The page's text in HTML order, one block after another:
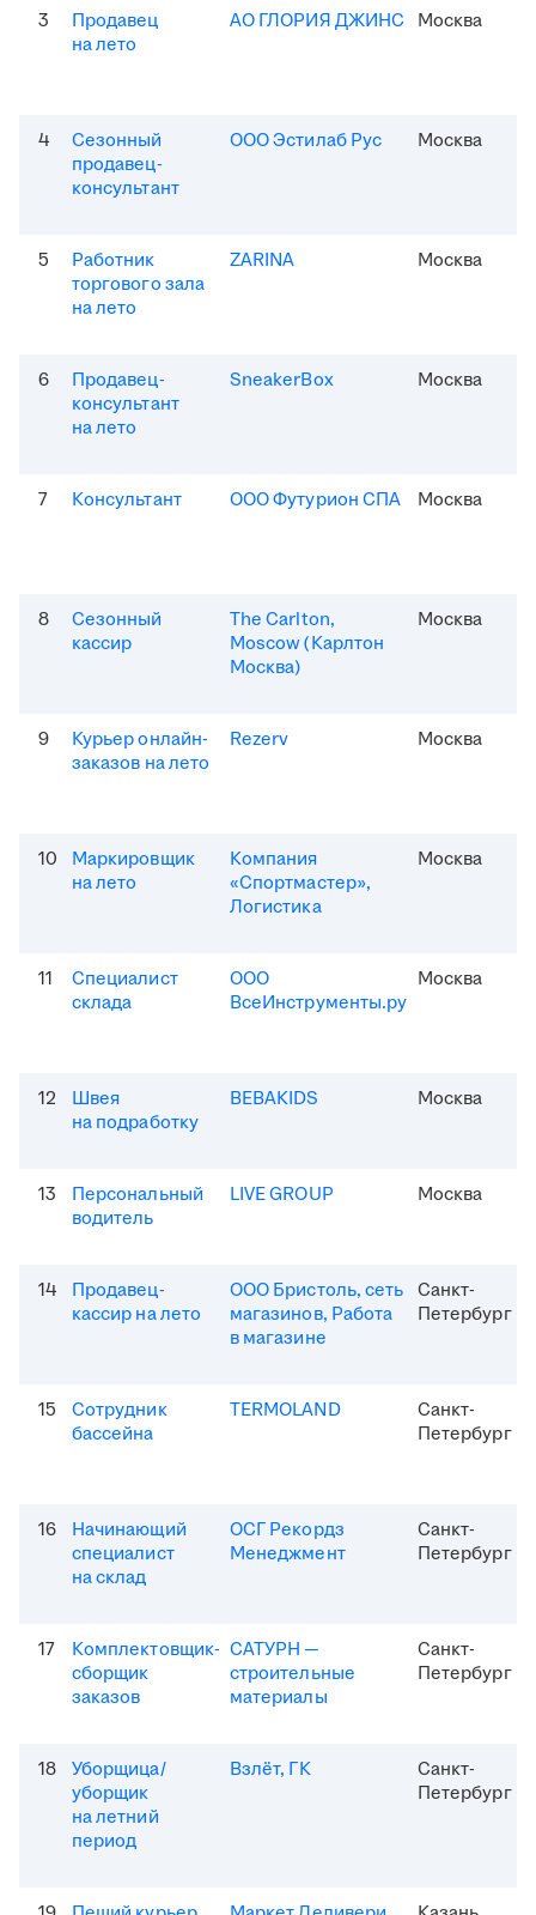
3
Продавец
на лето
АО ГЛОРИЯ ДЖИНС Москва
4
Сезонный
продавец-
консультант
ООО Эстилаб Рус Москва
5
Работник
торгового зала
на лето
ZARINA Москва
6
Продавец-
консультант
на лето
SneakerBox Москва
7 Консультант ООО Футурион СПА Москва
8
Сезонный
кассир
The Carlton,
Moscow (Карлтон
Москва)
Москва
9
Курьер онлайн-
заказов на лето
Rezerv Москва
10
Маркировщик
на лето
Компания
«Спортмастер»,
Логистика
Москва
11
Специалист
склада
ООО
ВсеИнструменты.ру
Москва
12
Швея
на подработку
BEBAKIDS Москва
13
Персональный
водитель
LIVE GROUP Москва
14
Продавец-
кассир на лето
ООО Бристоль, сеть
магазинов, Работа
в магазине
Санкт-
Петербург
15
Сотрудник
бассейна
TERMOLAND
Санкт-
Петербург
16
Начинающий
специалист
на склад
ОСГ Рекордз
Менеджмент
Санкт-
Петербург
17
Комплектовщик-
сборщик
заказов
САТУРН —
строительные
материалы
Санкт-
Петербург
18
Уборщица/
уборщик
на летний
период
Взлёт, ГК
Санкт-
Петербург